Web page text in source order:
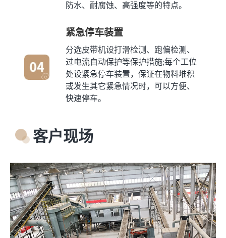
防水、耐腐蚀、高强度等的特点。
紧急停车装置
分选皮带机设打滑检测、跑偏检测、
过电流自动保护等保护措施;每个工位
处设紧急停车装置，保证在物料堆积
或发生其它紧急情况时，可以方便、
快速停车。
客户现场